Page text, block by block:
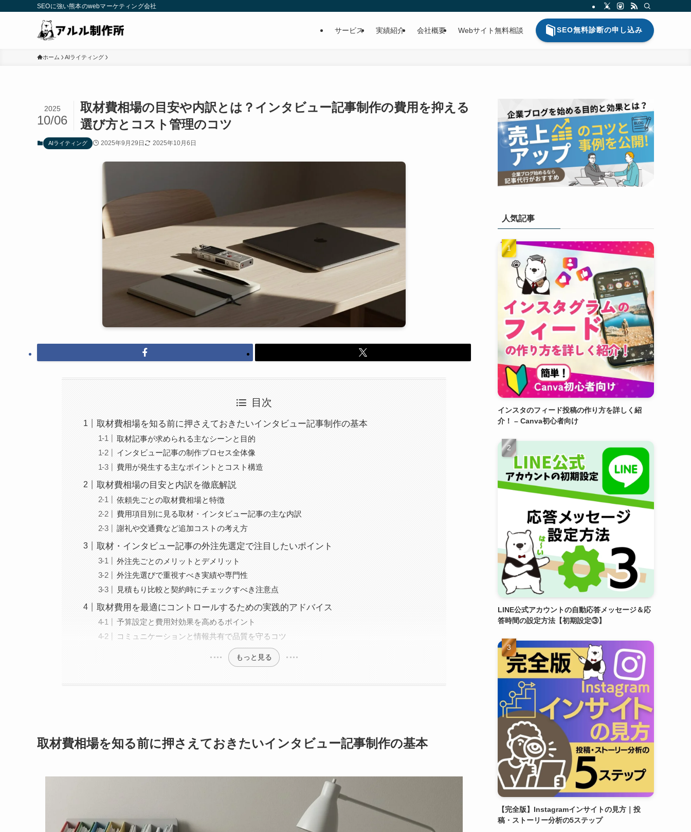
SEOに強い熊本のwebマーケティング会社
サービス 実績紹介 会社概要 Webサイト無料相談 SEO無料診断の申し込み
ホーム AIライティング
取材費相場の目安や内訳とは？インタビュー記事制作の費用を抑える
選び方とコスト管理のコツ
2025
10/06
AIライティング 2025年9月29日 2025年10月6日
目次
取材費相場を知る前に押さえておきたいインタビュー記事制作の基本
取材記事が求められる主なシーンと目的
インタビュー記事の制作プロセス全体像
費用が発生する主なポイントとコスト構造
取材費相場の目安と内訳を徹底解説
依頼先ごとの取材費相場と特徴
費用項目別に見る取材・インタビュー記事の主な内訳
謝礼や交通費など追加コストの考え方
取材・インタビュー記事の外注先選定で注目したいポイント
外注先ごとのメリットとデメリット
外注先選びで重視すべき実績や専門性
見積もり比較と契約時にチェックすべき注意点
取材費用を最適にコントロールするための実践的アドバイス
予算設定と費用対効果を高めるポイント
コミュニケーションと情報共有で品質を守るコツ
もっと見る
取材費相場を知る前に押さえておきたいインタビュー記事制作の基本
人気記事
インスタのフィード投稿の作り方を詳しく紹
介！ – Canva初心者向け
LINE公式アカウントの自動応答メッセージ＆応
答時間の設定方法【初期設定③】
【完全版】Instagramインサイトの見方｜投
稿・ストーリー分析の5ステップ